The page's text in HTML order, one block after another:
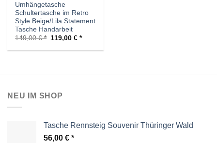
Umhängetasche
Schultertasche im Retro
Style Beige/Lila Statement
Tasche Handarbeit
149,00€
Ursprünglicher
war:
119,00€ Aktueller
ist:
NEU IM SHOP
Tasche Rennsteig Souvenir Thüringer Wald
56,00 €